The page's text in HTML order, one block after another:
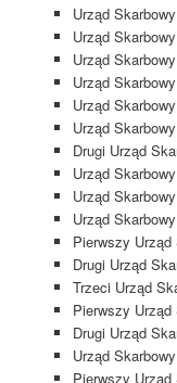
Urząd
Urząd
Urząd
Urząd
Urząd
Urząd
Drugi Urząd
Urząd
Urząd
Urząd
Pierwszy
Drugi Urząd
Trzeci Urząd
Pierwszy
Drugi Urząd
Urząd
Pierwszy